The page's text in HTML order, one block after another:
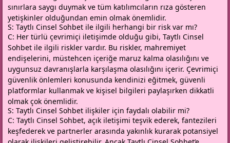
sınırlara saygı duymak ve tüm katılımcıların rıza gösteren
yetişkinler olduğundan emin olmak önemlidir.
S: Taytlı Cinsel Sohbet ile ilgili herhangi bir risk var mı?
C: Her türlü çevrimiçi iletişimde olduğu gibi, Taytlı Cinsel
Sohbet ile ilgili riskler vardır. Bu riskler, mahremiyet
endişelerini, müstehcen içeriğe maruz kalma olasılığını ve
uygunsuz davranışlarla karşılaşma olasılığını içerir. Çevrimiçi
güvenlik önlemleri konusunda kendinizi eğitmek, güvenli
platformlar kullanmak ve kişisel bilgileri paylaşırken dikkatli
olmak çok önemlidir.
S: Taytlı Cinsel Sohbet ilişkiler için faydalı olabilir mi?
C: Taytlı Cinsel Sohbet, açık iletişimi teşvik ederek, fantezileri
keşfederek ve partnerler arasında yakınlık kurarak potansiyel